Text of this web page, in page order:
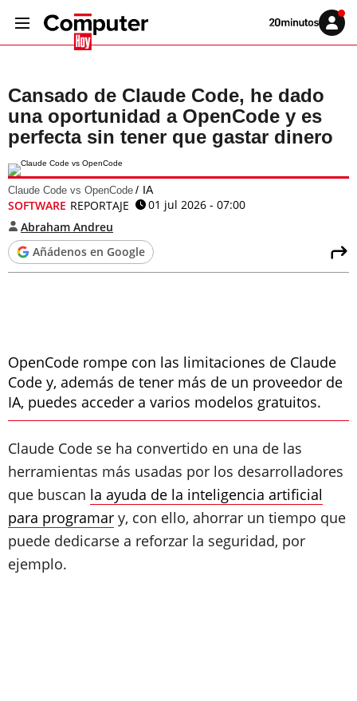
Volver
Iniciar
sesión
Cansado de Claude Code, he dado
una oportunidad a OpenCode y es
perfecta sin tener que gastar dinero
Claude Code vs OpenCode IA
SOFTWARE REPORTAJE
01 jul 2026 - 07:00
Abraham Andreu
Añádenos en Google
OpenCode rompe con las limitaciones de Claude
Code y, además de tener más de un proveedor de
IA, puedes acceder a varios modelos gratuitos.
Claude Code se ha convertido en una de las
herramientas más usadas por los desarrolladores
que buscan la ayuda de la inteligencia artificial
para programar y, con ello, ahorrar un tiempo que
puede dedicarse a reforzar la seguridad, por
ejemplo.